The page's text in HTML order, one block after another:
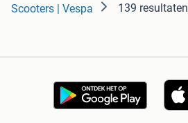
Scooters | Vespa 139 resultaten